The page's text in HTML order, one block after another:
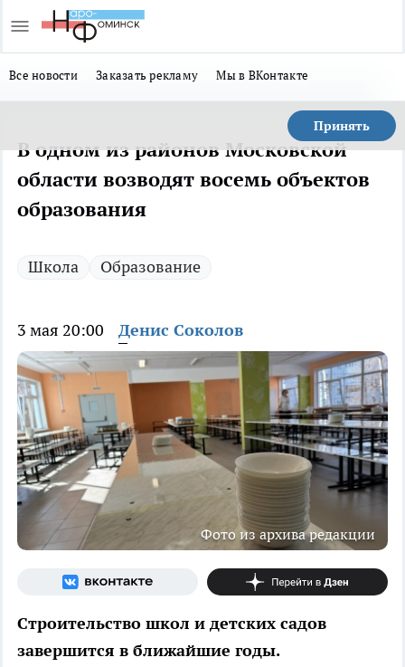
Все новости Заказать рекламу Мы в ВКонтакте
Принять
В одном из районов Московской
области возводят восемь объектов
образования
Школа Образование
3 мая 20:00 Денис Соколов
Фото из архива редакции
Строительство школ и детских садов
завершится в ближайшие годы.